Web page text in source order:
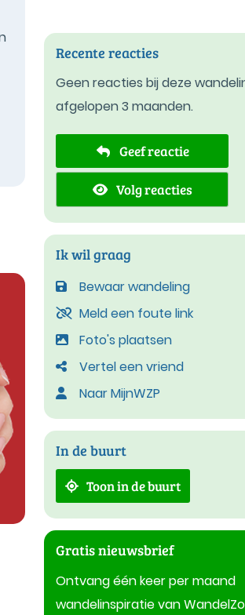
Recente reacties
Geen reacties bij deze
afgelopen 3 maanden.
Geef reactie
Volg reacties
Ik wil graag
Bewaar wandeling
Meld een foute link
Foto's plaatsen
Vertel een vriend
Naar MijnWZP
In de buurt
Toon in de buurt
Gratis nieuwsbrief
Ontvang één keer per maand
wandelinspiratie van